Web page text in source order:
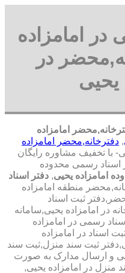
در امامزاده
در
یحیی
امامزاده
, دفترخانه,محضر امامزاده
پورعباسی- با تخفیف مشاوره رايگان
اسناد رسمی محدوده
امامزاده یحیی, دفتر اسناد
منطقه امامزاده
ثبت اسناد
در امامزاده یحیی,سامانه
رسمی در امامزاده
اسناد در امامزاده
ثبت سند منزل,ثبت سند
و ارسال مدارک به صورت
منزل در امامزاده یحیی,